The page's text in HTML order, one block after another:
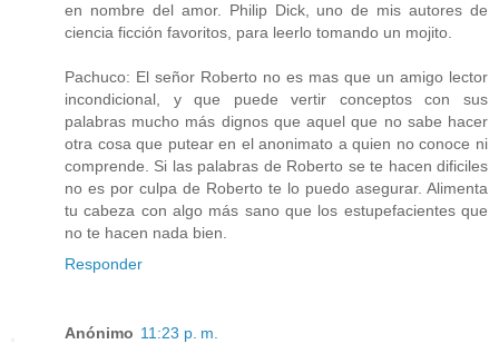
en nombre del amor. Philip Dick, uno de mis autores de
ciencia ficción favoritos, para leerlo tomando un mojito.
Pachuco: El señor Roberto no es mas que un amigo lector
incondicional, y que puede vertir conceptos con sus
palabras mucho más dignos que aquel que no sabe hacer
otra cosa que putear en el anonimato a quien no conoce ni
comprende. Si las palabras de Roberto se te hacen dificiles
no es por culpa de Roberto te lo puedo asegurar. Alimenta
tu cabeza con algo más sano que los estupefacientes que
no te hacen nada bien.
Responder
Anónimo 11:23 p. m.